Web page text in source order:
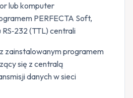
lub komputer
PERFECTA Soft,
(TTL) centrali
zainstalowanym programem
się z centralą
danych w sieci